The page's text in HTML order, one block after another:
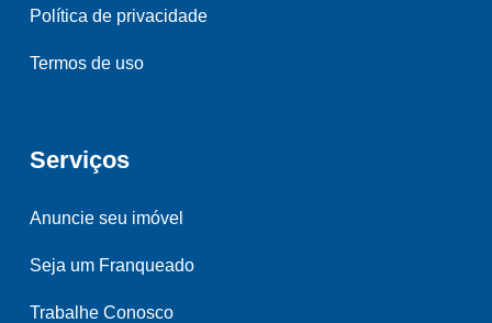
Política de privacidade
Termos de uso
Serviços
Anuncie seu imóvel
Seja um Franqueado
Trabalhe Conosco